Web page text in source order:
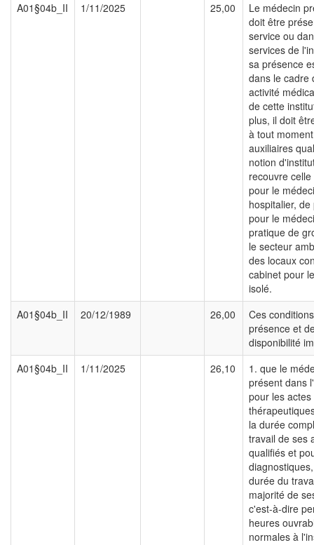
A01§04b_II
1/11/2025 25,00
Le médecin
doit être
service ou
services de
sa présence
dans le cadre
activité
de cette
plus, il doit
à tout
auxiliaires
notion
recouvre
pour le
hospitalier,
pour le
pratique de
le secteur
des locaux
cabinet pour
isolé.
A01§04b_II
20/12/1989 26,00
Ces
présence et
disponibilité
A01§04b_II
1/11/2025 26,10
1. que le
présent dans
pour les actes
la durée
travail de ses
qualifiés et
durée du
majorité de
c'est-à-dire
heures
normales à